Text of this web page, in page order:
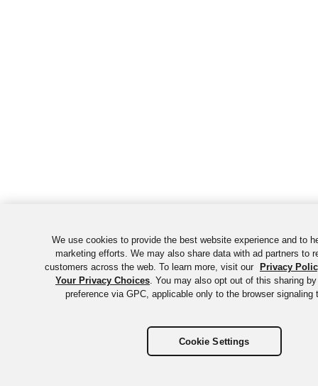
We use cookies to provide the best website experience and to
marketing efforts. We may also share data with ad partners to
customers across the web. To learn more, visit our
Privacy
Your Privacy Choices. You may also opt out of this sharing
preference via GPC, applicable only to the browser signaling
Cookie Settings